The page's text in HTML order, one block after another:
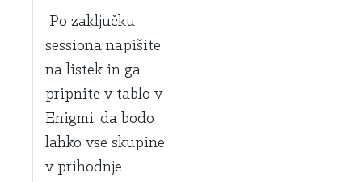
Po zaključku
sessiona napišite
na listek in ga
pripnite v tablo v
Enigmi, da bodo
lahko vse skupine
v prihodnje